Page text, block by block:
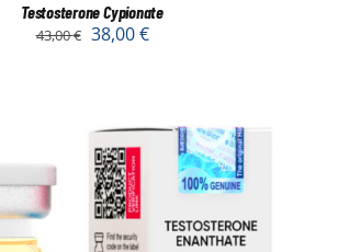
Testosterone Cypionate
43,00€ 38,00€